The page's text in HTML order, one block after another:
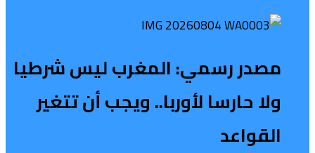
مصدر رسمي: المغرب ليس شرطيا
ولا حارسا لأوربا.. ويجب أن تتغير
القواعد